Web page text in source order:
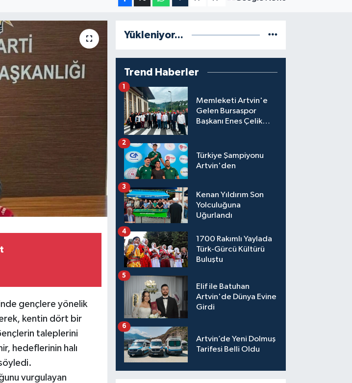
gençlere yönelik
kentin dört bir
taleplerini
hedeflerinin halı
vurgulayan
Yükleniyor...
Trend Haberler
Memleketi Artvin'e
Gelen Bursaspor
Başkanı Enes Çelik
1
Türkiye Şampiyonu
Artvin'den
2
Kenan Yıldırım Son
Yolculuğuna
Uğurlandı
3
1700 Rakımlı Yaylada
Türk-Gürcü Kültürü
Buluştu
4
Elif ile Batuhan
Artvin'de Dünya Evine
Girdi
5
Artvin’de Yeni Dolmuş
Tarifesi Belli Oldu
6